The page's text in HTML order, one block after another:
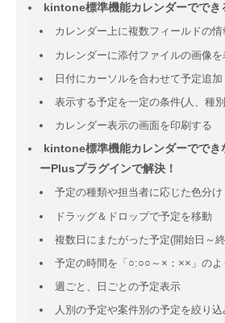
kintone標準機能カレンダーででき
カレンダー上に複数フィールドの
カレンダーに添付ファイルの画像
日付にカーソルを合わせて予定追加
表示する予定を一定の条件(人、種
カレンダー表示の画面を印刷する
kintone標準機能カレンダーでで
ーPlusプラグインで解決！
予定の種類や担当者に応じた色分け
ドラッグ＆ドロップで予定を移動
複数日にまたがった予定(開始日～
予定の時間を「○:○○～×：××」のよ
週ごと、日ごとの予定表示
人別の予定や案件別の予定を絞り